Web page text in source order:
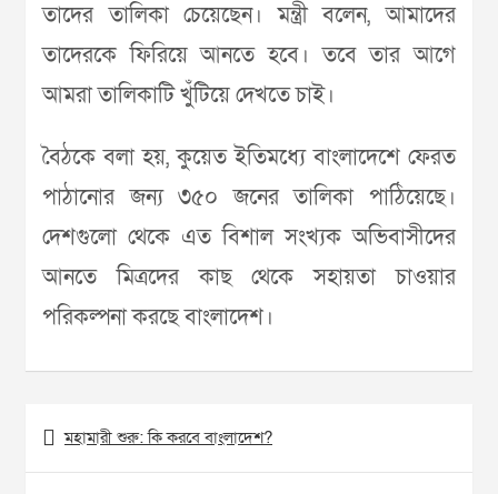
তাদের তালিকা চেয়েছেন। মন্ত্রী বলেন, আমাদের
তাদেরকে ফিরিয়ে আনতে হবে। তবে তার আগে
আমরা তালিকাটি খুঁটিয়ে দেখতে চাই।
বৈঠকে বলা হয়, কুয়েত ইতিমধ্যে বাংলাদেশে ফেরত
পাঠানোর জন্য ৩৫০ জনের তালিকা পাঠিয়েছে।
দেশগুলো থেকে এত বিশাল সংখ্যক অভিবাসীদের
আনতে মিত্রদের কাছ থেকে সহায়তা চাওয়ার
পরিকল্পনা করছে বাংলাদেশ।
Post
navigation
মহামারী শুরু: কি করবে বাংলাদেশ?